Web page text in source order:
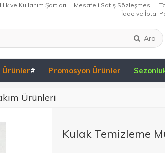
Mesafeli Satış Sözleşmesi
ve Kullanım Şartları
İade ve İptal
Ara
Ürünler# Promosyon Ürünler
Ürünleri
Kulak Temizleme